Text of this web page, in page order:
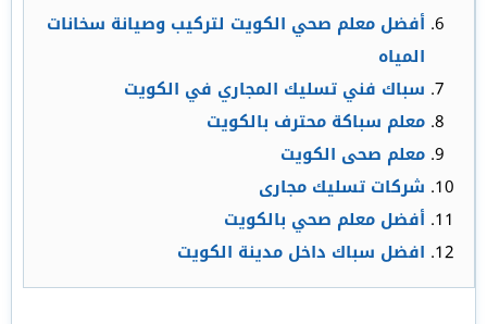
أفضل معلم صحي الكويت لتركيب وصيانة سخانات
المياه
سباك فني تسليك المجاري في الكويت
معلم سباكة محترف بالكويت
معلم صحى الكويت
شركات تسليك مجارى
أفضل معلم صحي بالكويت
افضل سباك داخل مدينة الكويت